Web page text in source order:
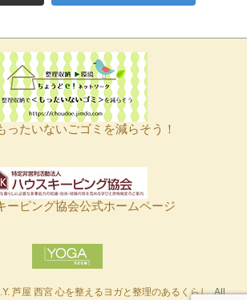
ったいないごゴミを減らそう！
ーピング協会公式ホームページ
芦屋 西宮 心を整えるヨガと整理のあるくらし. All